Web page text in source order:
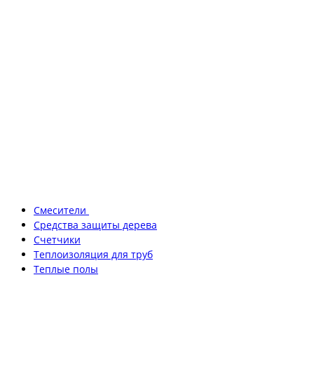
Смесители
Средства защиты дерева
Счетчики
Теплоизоляция для труб
Теплые полы